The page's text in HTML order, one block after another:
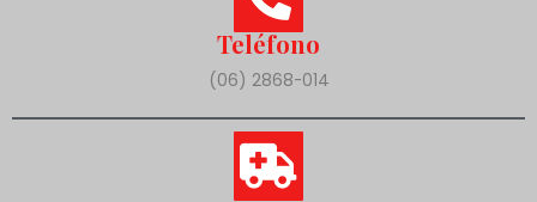
Teléfono
(06) 2868-014